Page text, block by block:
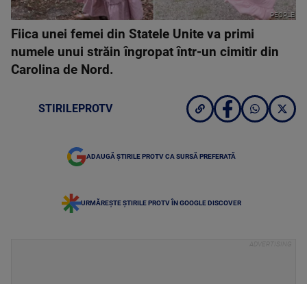
PEOPLE
Fiica unei femei din Statele Unite va primi
numele unui străin îngropat într-un cimitir din
Carolina de Nord.
STIRILEPROTV
ADAUGĂ ȘTIRILE PROTV CA SURSĂ PREFERATĂ
URMĂREȘTE ȘTIRILE PROTV ÎN GOOGLE DISCOVER